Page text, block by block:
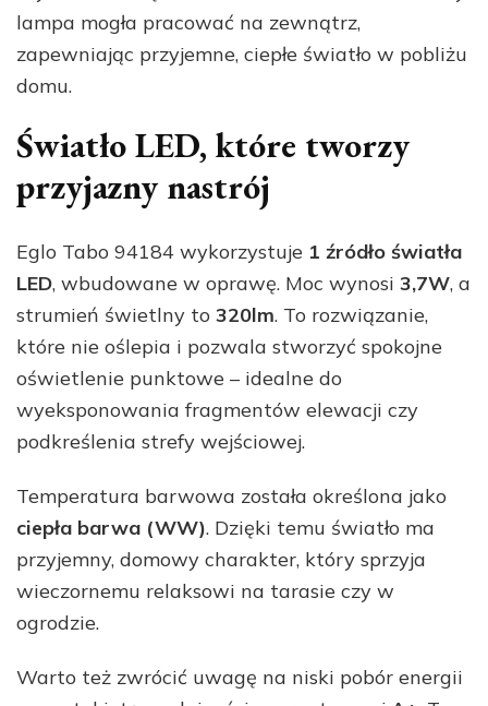
lampa mogła pracować na zewnątrz,
zapewniając przyjemne, ciepłe światło w pobliżu
domu.
Światło LED, które tworzy
przyjazny nastrój
Eglo Tabo 94184 wykorzystuje 1 źródło światła
LED, wbudowane w oprawę. Moc wynosi 3,7W, a
strumień świetlny to 320lm. To rozwiązanie,
które nie oślepia i pozwala stworzyć spokojne
oświetlenie punktowe – idealne do
wyeksponowania fragmentów elewacji czy
podkreślenia strefy wejściowej.
Temperatura barwowa została określona jako
ciepła barwa (WW). Dzięki temu światło ma
przyjemny, domowy charakter, który sprzyja
wieczornemu relaksowi na tarasie czy w
ogrodzie.
Warto też zwrócić uwagę na niski pobór energii